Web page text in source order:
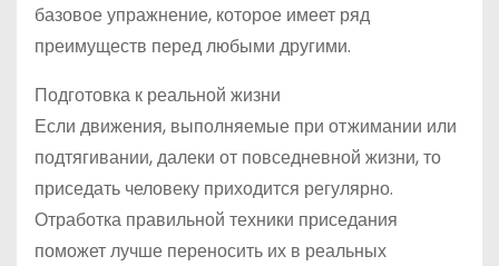
базовое упражнение, которое имеет ряд
преимуществ перед любыми другими.
Подготовка к реальной жизни
Если движения, выполняемые при отжимании или
подтягивании, далеки от повседневной жизни, то
приседать человеку приходится регулярно.
Отработка правильной техники приседания
поможет лучше переносить их в реальных